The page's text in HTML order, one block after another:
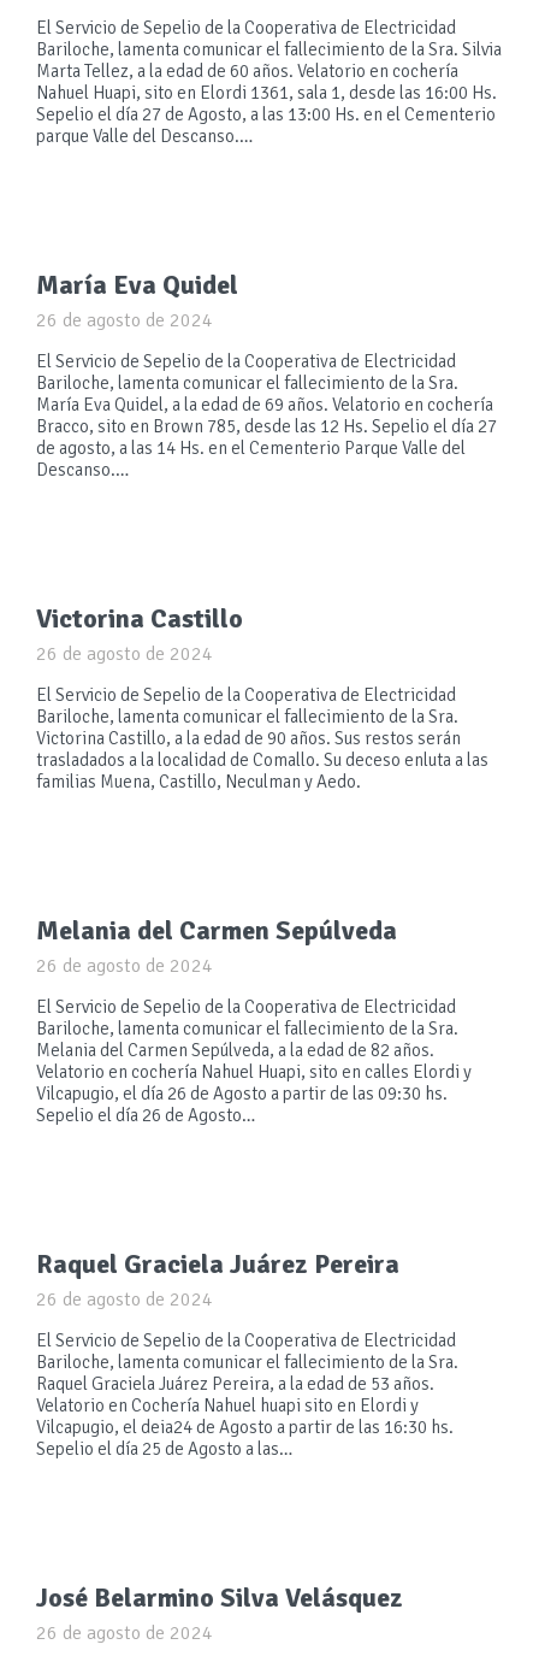
El Servicio de Sepelio de la Cooperativa de Electricidad
Bariloche, lamenta comunicar el fallecimiento de la Sra. Silvia
Marta Tellez, a la edad de 60 años. Velatorio en cochería
Nahuel Huapi, sito en Elordi 1361, sala 1, desde las 16:00 Hs.
Sepelio el día 27 de Agosto, a las 13:00 Hs. en el Cementerio
parque Valle del Descanso.…
María Eva Quidel
26 de agosto de 2024
El Servicio de Sepelio de la Cooperativa de Electricidad
Bariloche, lamenta comunicar el fallecimiento de la Sra.
María Eva Quidel, a la edad de 69 años. Velatorio en cochería
Bracco, sito en Brown 785, desde las 12 Hs. Sepelio el día 27
de agosto, a las 14 Hs. en el Cementerio Parque Valle del
Descanso.…
Victorina Castillo
26 de agosto de 2024
El Servicio de Sepelio de la Cooperativa de Electricidad
Bariloche, lamenta comunicar el fallecimiento de la Sra.
Victorina Castillo, a la edad de 90 años. Sus restos serán
trasladados a la localidad de Comallo. Su deceso enluta a las
familias Muena, Castillo, Neculman y Aedo.
Melania del Carmen Sepúlveda
26 de agosto de 2024
El Servicio de Sepelio de la Cooperativa de Electricidad
Bariloche, lamenta comunicar el fallecimiento de la Sra.
Melania del Carmen Sepúlveda, a la edad de 82 años.
Velatorio en cochería Nahuel Huapi, sito en calles Elordi y
Vilcapugio, el día 26 de Agosto a partir de las 09:30 hs.
Sepelio el día 26 de Agosto…
Raquel Graciela Juárez Pereira
26 de agosto de 2024
El Servicio de Sepelio de la Cooperativa de Electricidad
Bariloche, lamenta comunicar el fallecimiento de la Sra.
Raquel Graciela Juárez Pereira, a la edad de 53 años.
Velatorio en Cochería Nahuel huapi sito en Elordi y
Vilcapugio, el deia24 de Agosto a partir de las 16:30 hs.
Sepelio el día 25 de Agosto a las…
José Belarmino Silva Velásquez
26 de agosto de 2024